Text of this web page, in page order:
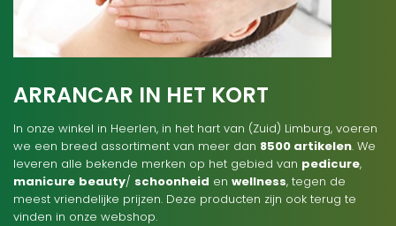
ARRANCAR IN HET KORT
In onze winkel in Heerlen, in het hart van (Zuid) Limburg, voeren
we een breed assortiment van meer dan 8500 artikelen. We
leveren alle bekende merken op het gebied van pedicure,
manicure beauty/ schoonheid en wellness, tegen de
meest vriendelijke prijzen. Deze producten zijn ook terug te
vinden in onze webshop.